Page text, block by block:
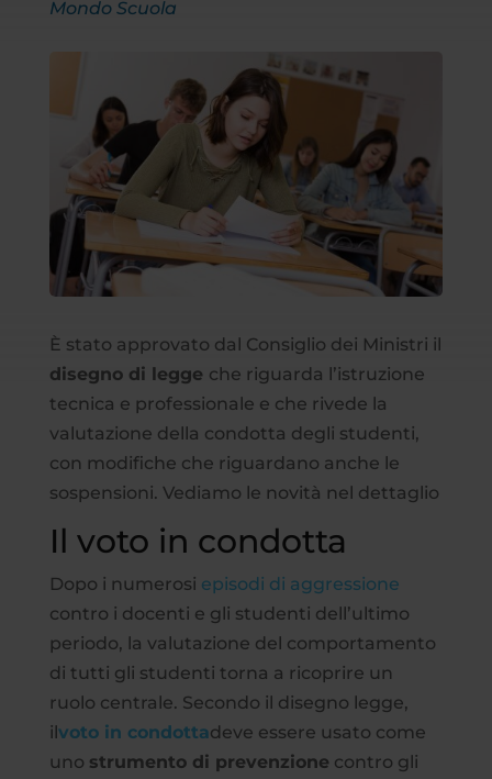
Mondo Scuola
È stato approvato dal Consiglio dei Ministri il
disegno di legge che riguarda l’istruzione
tecnica e professionale e che rivede la
valutazione della condotta degli studenti,
con modifiche che riguardano anche le
sospensioni. Vediamo le novità nel dettaglio
Il voto in condotta
Dopo i numerosi episodi di aggressione
contro i docenti e gli studenti dell’ultimo
periodo, la valutazione del comportamento
di tutti gli studenti torna a ricoprire un
ruolo centrale. Secondo il disegno legge,
ilvoto in condottadeve essere usato come
uno strumento di prevenzione contro gli